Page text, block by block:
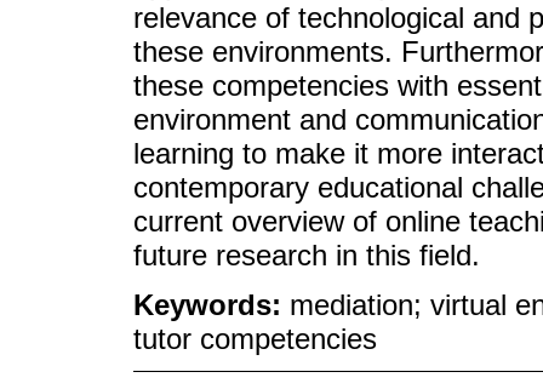
relevance of technological and
these environments.
these competencies with
environment and
learning to make it more
contemporary educational
current overview of online
future research in this field.
Keywords: mediation; virtual
tutor competencies